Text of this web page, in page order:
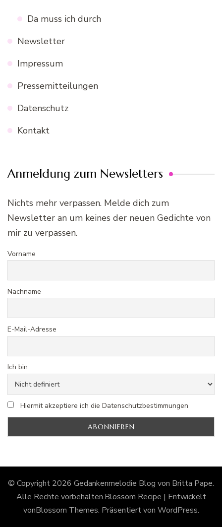
Da muss ich durch
Newsletter
Impressum
Pressemitteilungen
Datenschutz
Kontakt
Anmeldung zum Newsletters
Nichts mehr verpassen. Melde dich zum
Newsletter an um keines der neuen Gedichte von
mir zu verpassen.
Vorname
Nachname
E-Mail-Adresse
Ich bin
Hiermit akzeptiere ich die Datenschutzbestimmungen
© Copyright 2026 Gedankenmelodie Blog von Britta Pape.
Alle Rechte vorbehalten.Blossom Recipe | Entwickelt
vonBlossom Themes. Präsentiert von WordPress.